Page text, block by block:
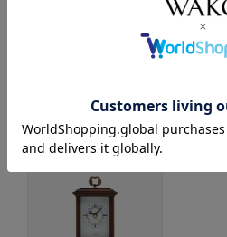
注意事項・キャンセル・返品